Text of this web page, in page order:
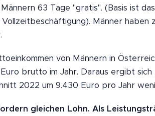
63 Tage "gratis". (Basis ist
Männer
von Männern in
brutto im Jahr. Daraus ergibt sich
2022 um 9.430 Euro pro Jahr
gleichen Lohn. Als